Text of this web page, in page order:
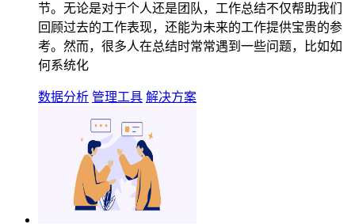
节。无论是对于个人还是团队，工作总结不仅帮助我们
回顾过去的工作表现，还能为未来的工作提供宝贵的参
考。然而，很多人在总结时常常遇到一些问题，比如如
何系统化
数据分析 管理工具 解决方案